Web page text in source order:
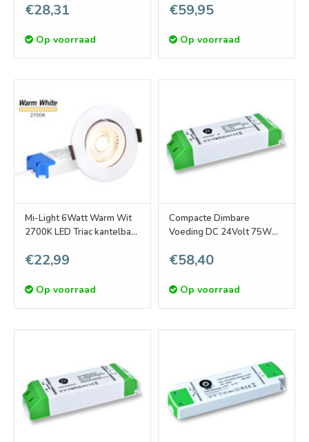
€28,31
Op voorraad
€59,95
Op voorraad
Mi-Light 6Watt Warm Wit
2700K LED Triac kantelbare
€22,99
Op voorraad
Compacte Dimbare
Voeding DC 24Volt 75W
€58,40
Op voorraad